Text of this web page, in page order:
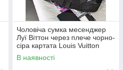
Чоловіча сумка месенджер
Луї Віттон через плече чорно-
сіра картата Louis Vuitton
В наявності